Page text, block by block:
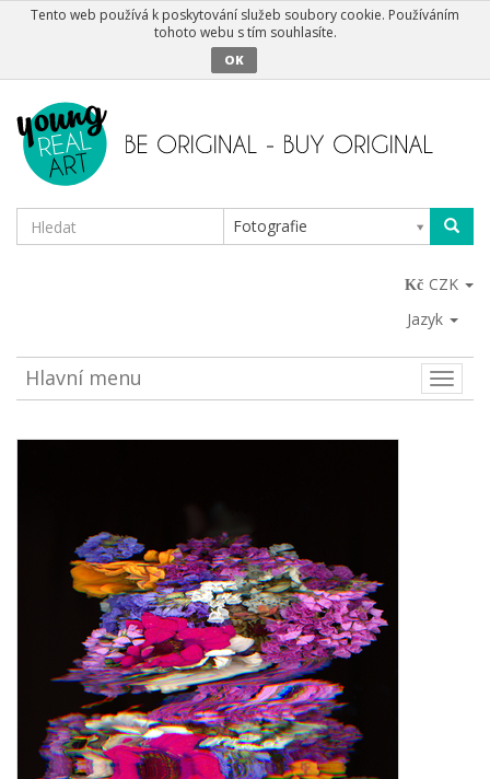
Tento web používá k poskytování služeb soubory cookie. Používáním
tohoto webu s tím souhlasíte.
OK
Fotografie
CZK
Jazyk
Toggle
Hlavní menu